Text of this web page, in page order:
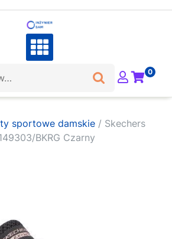
0
sportowe damskie / Skechers
BKRG Czarny